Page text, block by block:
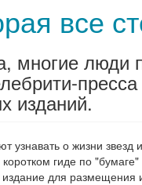
все
многие люди
изданий.
узнавать о жизни
гиде по
для